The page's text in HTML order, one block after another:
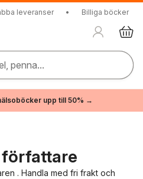
leveranser • Billiga böcker
penna...
upp till 50% →
författare
. Handla med fri frakt och